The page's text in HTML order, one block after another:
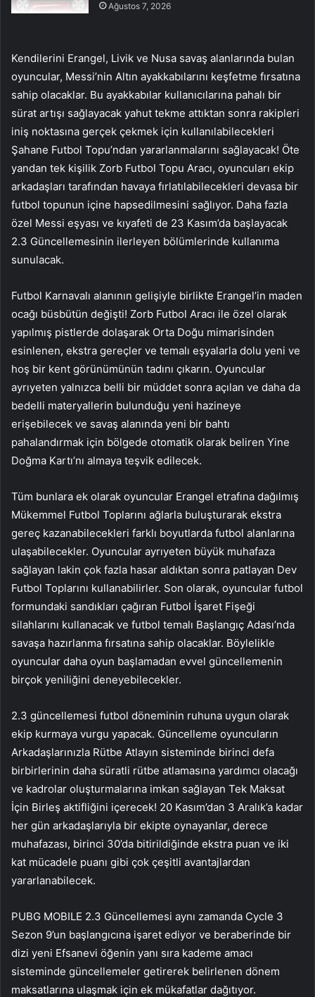
Ağustos 7, 2026
Kendilerini Erangel, Livik ve Nusa savaş alanlarında bulan
oyuncular, Messi’nin Altın ayakkabılarını keşfetme fırsatına
sahip olacaklar. Bu ayakkabılar kullanıcılarına pahalı bir
sürat artışı sağlayacak yahut tekme attıktan sonra rakipleri
iniş noktasına gerçek çekmek için kullanılabilecekleri
Şahane Futbol Topu’ndan yararlanmalarını sağlayacak! Öte
yandan tek kişilik Zorb Futbol Topu Aracı, oyuncuları ekip
arkadaşları tarafından havaya fırlatılabilecekleri devasa bir
futbol topunun içine hapsedilmesini sağlıyor. Daha fazla
özel Messi eşyası ve kıyafeti de 23 Kasım’da başlayacak
2.3 Güncellemesinin ilerleyen bölümlerinde kullanıma
sunulacak.
Futbol Karnavalı alanının gelişiyle birlikte Erangel’in maden
ocağı büsbütün değişti! Zorb Futbol Aracı ile özel olarak
yapılmış pistlerde dolaşarak Orta Doğu mimarisinden
esinlenen, ekstra gereçler ve temalı eşyalarla dolu yeni ve
hoş bir kent görünümünün tadını çıkarın. Oyuncular
ayrıyeten yalnızca belli bir müddet sonra açılan ve daha da
bedelli materyallerin bulunduğu yeni hazineye
erişebilecek ve savaş alanında yeni bir bahtı
pahalandırmak için bölgede otomatik olarak beliren Yine
Doğma Kartı’nı almaya teşvik edilecek.
Tüm bunlara ek olarak oyuncular Erangel etrafına dağılmış
Mükemmel Futbol Toplarını ağlarla buluşturarak ekstra
gereç kazanabilecekleri farklı boyutlarda futbol alanlarına
ulaşabilecekler. Oyuncular ayrıyeten büyük muhafaza
sağlayan lakin çok fazla hasar aldıktan sonra patlayan Dev
Futbol Toplarını kullanabilirler. Son olarak, oyuncular futbol
formundaki sandıkları çağıran Futbol İşaret Fişeği
silahlarını kullanacak ve futbol temalı Başlangıç Adası’nda
savaşa hazırlanma fırsatına sahip olacaklar. Böylelikle
oyuncular daha oyun başlamadan evvel güncellemenin
birçok yeniliğini deneyebilecekler.
2.3 güncellemesi futbol döneminin ruhuna uygun olarak
ekip kurmaya vurgu yapacak. Güncelleme oyuncuların
Arkadaşlarınızla Rütbe Atlayın sisteminde birinci defa
birbirlerinin daha süratli rütbe atlamasına yardımcı olacağı
ve kadrolar oluşturmalarına imkan sağlayan Tek Maksat
İçin Birleş aktifliğini içerecek! 20 Kasım’dan 3 Aralık’a kadar
her gün arkadaşlarıyla bir ekipte oynayanlar, derece
muhafazası, birinci 30’da bitirildiğinde ekstra puan ve iki
kat mücadele puanı gibi çok çeşitli avantajlardan
yararlanabilecek.
PUBG MOBILE 2.3 Güncellemesi aynı zamanda Cycle 3
Sezon 9’un başlangıcına işaret ediyor ve beraberinde bir
dizi yeni Efsanevi öğenin yanı sıra kademe amacı
sisteminde güncellemeler getirerek belirlenen dönem
maksatlarına ulaşmak için ek mükafatlar dağıtıyor.